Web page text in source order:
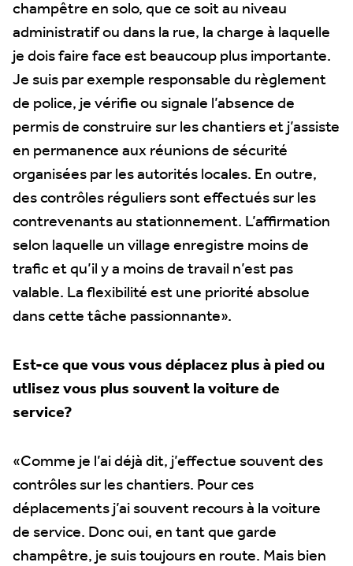
champêtre en solo, que ce soit au niveau
administratif ou dans la rue, la charge à laquelle
je dois faire face est beaucoup plus importante.
Je suis par exemple responsable du règlement
de police, je vérifie ou signale l’absence de
permis de construire sur les chantiers et j’assiste
en permanence aux réunions de sécurité
organisées par les autorités locales. En outre,
des contrôles réguliers sont effectués sur les
contrevenants au stationnement. L’affirmation
selon laquelle un village enregistre moins de
trafic et qu’il y a moins de travail n’est pas
valable. La flexibilité est une priorité absolue
dans cette tâche passionnante».
Est-ce que vous vous déplacez plus à pied ou
utlisez vous plus souvent la voiture de
service?
«Comme je l’ai déjà dit, j’effectue souvent des
contrôles sur les chantiers. Pour ces
déplacements j’ai souvent recours à la voiture
de service. Donc oui, en tant que garde
champêtre, je suis toujours en route. Mais bien